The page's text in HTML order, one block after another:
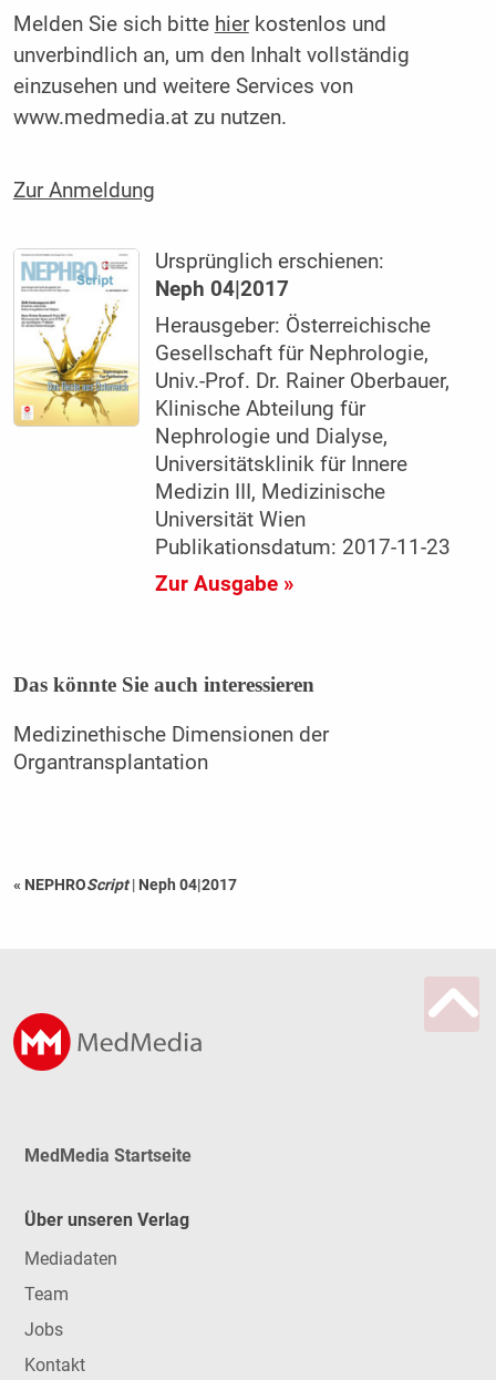
Melden Sie sich bitte hierkostenlos und
unverbindlich an, um den Inhalt vollständig
einzusehen und weitere Services von
www.medmedia.at zu nutzen.
Zur Anmeldung
Ursprünglich erschienen:
Neph 04|2017
Herausgeber: Österreichische
Gesellschaft für Nephrologie,
Univ.-Prof. Dr. Rainer Oberbauer,
Klinische Abteilung für
Nephrologie und Dialyse,
Universitätsklinik für Innere
Medizin III, Medizinische
Universität Wien
Publikationsdatum: 2017-11-23
Zur Ausgabe »
Das könnte Sie auch interessieren
Medizinethische Dimensionen der
Organtransplantation
« NEPHROScript | Neph 04|2017
MedMedia Startseite
Über unseren Verlag
Mediadaten
Team
Jobs
Kontakt